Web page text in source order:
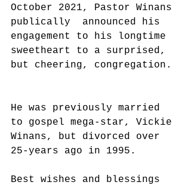
October 2021, Pastor Winans
publically  announced his
engagement to his longtime
sweetheart to a surprised,
but cheering, congregation.
He was previously married
to gospel mega-star, Vickie
Winans, but divorced over
25-years ago in 1995.
Best wishes and blessings